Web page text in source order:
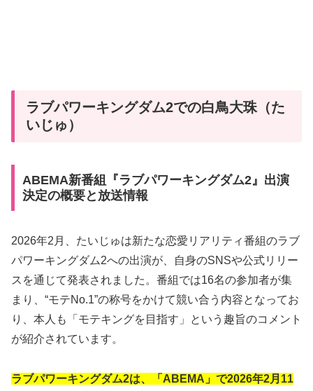
ラブパワーキングダム2での白鳥大珠（た
いじゅ）
ABEMA新番組『ラブパワーキングダム2』出演
決定の概要と放送情報
2026年2月、たいじゅは新たな恋愛リアリティ番組のラブ
パワーキングダム2への出演が、自身のSNSや公式リリー
スを通じて発表されました。番組では16名の参加者が集
まり、“モテNo.1”の称号をかけて競い合う内容となってお
り、本人も「モテキングを目指す」という趣旨のコメント
が紹介されています。
ラブパワーキングダム2は、
「ABEMA」で2026年2月11